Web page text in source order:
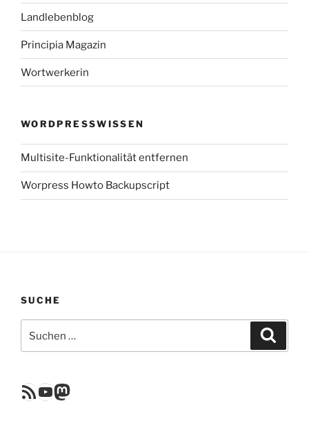
Landlebenblog
Principia Magazin
Wortwerkerin
WORDPRESSWISSEN
Multisite-Funktionalität entfernen
Worpress Howto Backupscript
SUCHE
nach:
RSS FeedYouTube
Mastodon